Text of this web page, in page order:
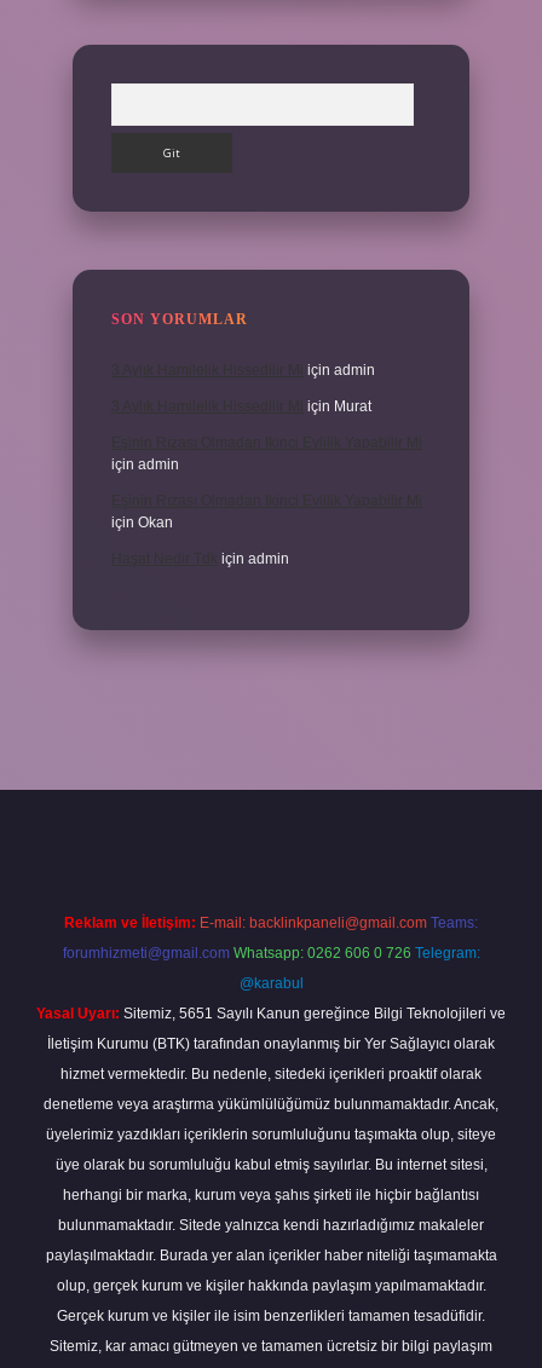
SON YORUMLAR
için admin
için Murat
için admin
için Okan
için admin
Reklam ve İletişim: E-mail: backlinkpaneli@gmail.com Teams:
forumhizmeti@gmail.com Whatsapp: 0262 606 0 726 Telegram:
@karabul
Yasal Uyarı: Sitemiz, 5651 Sayılı Kanun gereğince Bilgi Teknolojileri ve
İletişim Kurumu (BTK) tarafından onaylanmış bir Yer Sağlayıcı olarak
hizmet vermektedir. Bu nedenle, sitedeki içerikleri proaktif olarak
denetleme veya araştırma yükümlülüğümüz bulunmamaktadır. Ancak,
üyelerimiz yazdıkları içeriklerin sorumluluğunu taşımakta olup, siteye
üye olarak bu sorumluluğu kabul etmiş sayılırlar. Bu internet sitesi,
herhangi bir marka, kurum veya şahıs şirketi ile hiçbir bağlantısı
bulunmamaktadır. Sitede yalnızca kendi hazırladığımız makaleler
paylaşılmaktadır. Burada yer alan içerikler haber niteliği taşımamakta
olup, gerçek kurum ve kişiler hakkında paylaşım yapılmamaktadır.
Gerçek kurum ve kişiler ile isim benzerlikleri tamamen tesadüfidir.
Sitemiz, kar amacı gütmeyen ve tamamen ücretsiz bir bilgi paylaşım